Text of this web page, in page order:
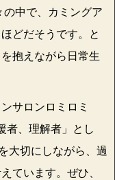
の中で、カミングア
どだそうです。と
抱えながら日常生
サロンロミロミ
者、理解者」とし
大切にしながら、過
ています。ぜひ、